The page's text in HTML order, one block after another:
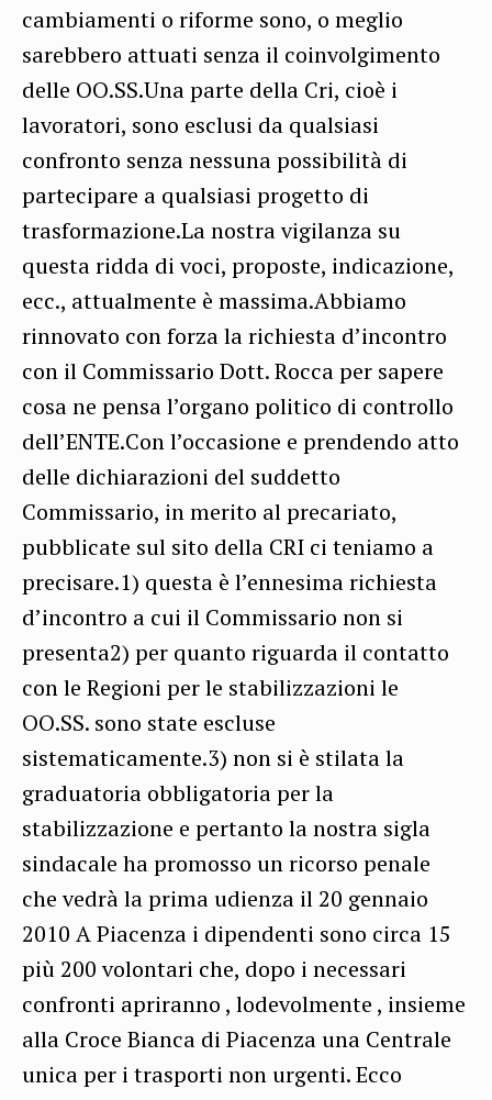
cambiamenti o riforme sono, o meglio
sarebbero attuati senza il coinvolgimento
delle OO.SS.Una parte della Cri, cioè i
lavoratori, sono esclusi da qualsiasi
confronto senza nessuna possibilità di
partecipare a qualsiasi progetto di
trasformazione.La nostra vigilanza su
questa ridda di voci, proposte, indicazione,
ecc., attualmente è massima.Abbiamo
rinnovato con forza la richiesta d’incontro
con il Commissario Dott. Rocca per sapere
cosa ne pensa l’organo politico di controllo
dell’ENTE.Con l’occasione e prendendo atto
delle dichiarazioni del suddetto
Commissario, in merito al precariato,
pubblicate sul sito della CRI ci teniamo a
precisare.1) questa è l’ennesima richiesta
d’incontro a cui il Commissario non si
presenta2) per quanto riguarda il contatto
con le Regioni per le stabilizzazioni le
OO.SS. sono state escluse
sistematicamente.3) non si è stilata la
graduatoria obbligatoria per la
stabilizzazione e pertanto la nostra sigla
sindacale ha promosso un ricorso penale
che vedrà la prima udienza il 20 gennaio
2010 A Piacenza i dipendenti sono circa 15
più 200 volontari che, dopo i necessari
confronti apriranno , lodevolmente , insieme
alla Croce Bianca di Piacenza una Centrale
unica per i trasporti non urgenti. Ecco